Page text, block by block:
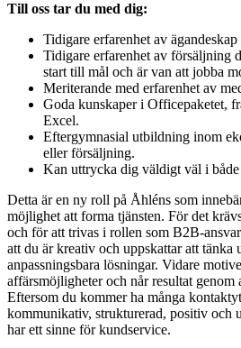
Till oss tar du med dig:
Tidigare erfarenhet av
Tidigare erfarenhet av försäljning
start till mål och är van att jobba
Meriterande med erfarenhet av
Goda kunskaper i Officepaketet,
Excel.
Eftergymnasial utbildning inom
eller försäljning.
Kan uttrycka dig väldigt väl i både
Detta är en ny roll på Åhléns som
möjlighet att forma tjänsten. För det
och för att trivas i rollen som B2B-
att du är kreativ och uppskattar att tänka
anpassningsbara lösningar. Vidare
affärsmöjligheter och når resultat genom
Eftersom du kommer ha många
kommunikativ, strukturerad, positiv och
har ett sinne för kundservice.